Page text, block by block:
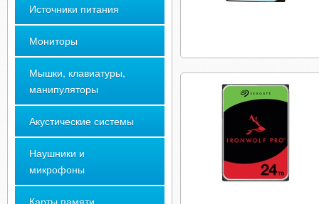
Источники питания
Мониторы
Мышки, клавиатуры,
манипуляторы
Акустические системы
Наушники и
микрофоны
Карты памяти,